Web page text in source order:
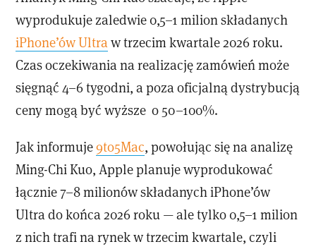
wyprodukuje zaledwie 0,5–1 milion składanych
iPhone’ów Ultraw trzecim kwartale 2026 roku.
Czas oczekiwania na realizację zamówień może
sięgnąć 4–6 tygodni, a poza oficjalną dystrybucją
ceny mogą być wyższe o 50–100%.
Jak informuje9to5Mac, powołując się na analizę
Ming-Chi Kuo, Apple planuje wyprodukować
łącznie 7–8 milionów składanych iPhone’ów
Ultra do końca 2026 roku — ale tylko 0,5–1 milion
z nich trafi na rynek w trzecim kwartale, czyli